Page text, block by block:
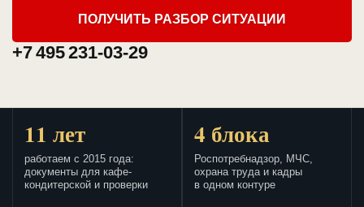
ПОЛУЧИТЬ РАЗБОР СИТУАЦИИ
+7 495 231-03-29
11 лет
работаем с 2015 года:
документы для кафе-
кондитерской и проверки
4 блока
Роспотребнадзор, МЧС,
охрана труда и кадры
в одном контуре